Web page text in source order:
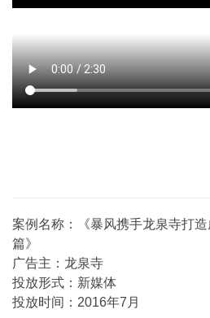
案例名称：《暴风携手龙泉寺打
篇》
广告主：龙泉寺
投放形式：新媒体
投放时间：2016年7月